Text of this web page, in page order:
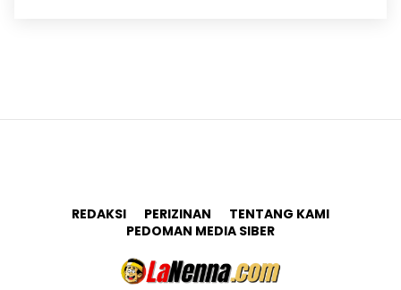
REDAKSI PERIZINAN
TENTANG KAMI
PEDOMAN MEDIA SIBER